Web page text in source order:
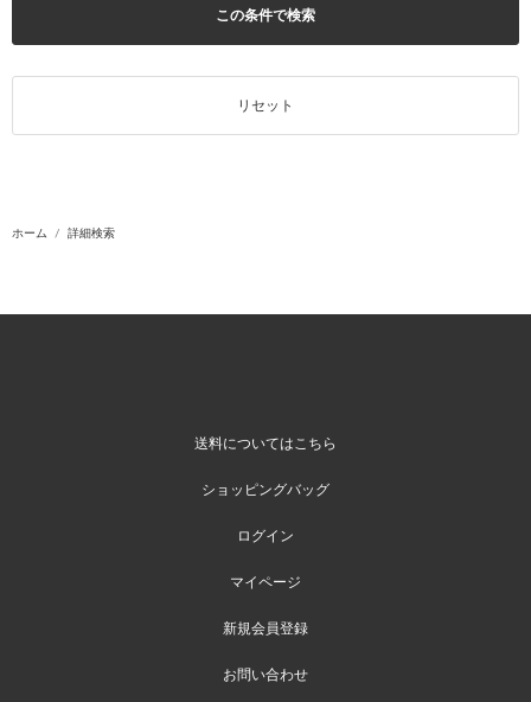
この条件で検索
リセット
ホーム 詳細検索
送料についてはこちら
ショッピングバッグ
ログイン
マイページ
新規会員登録
お問い合わせ